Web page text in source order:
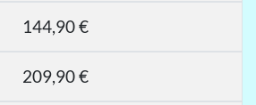
144,90 €
209,90 €